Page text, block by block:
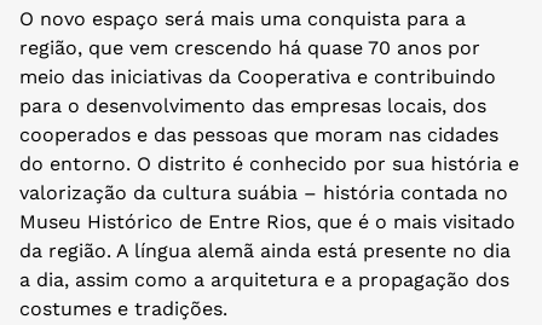
O novo espaço será mais uma conquista para a
região, que vem crescendo há quase 70 anos por
meio das iniciativas da Cooperativa e contribuindo
para o desenvolvimento das empresas locais, dos
cooperados e das pessoas que moram nas cidades
do entorno. O distrito é conhecido por sua história e
valorização da cultura suábia – história contada no
Museu Histórico de Entre Rios, que é o mais visitado
da região. A língua alemã ainda está presente no dia
a dia, assim como a arquitetura e a propagação dos
costumes e tradições.